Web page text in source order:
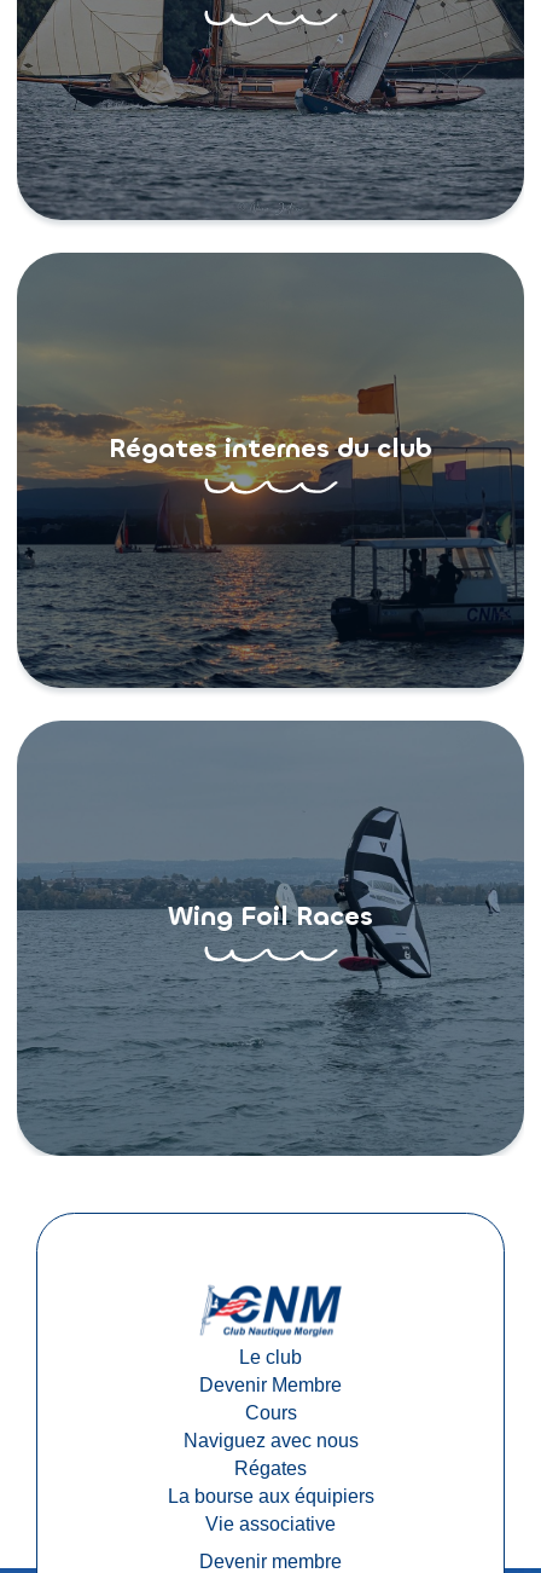
Régates internes du club
Wing Foil Races
Le club
Devenir Membre
Cours
Naviguez avec nous
Régates
La bourse aux équipiers
Vie associative
Devenir membre